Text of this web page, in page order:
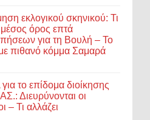
εκλογικού σκηνικού: Τι
μέσος όρος επτά
για τη Βουλή – Το
πιθανό κόμμα Σαμαρά
το επίδομα διοίκησης
Διευρύνονται οι
– Τι αλλάζει